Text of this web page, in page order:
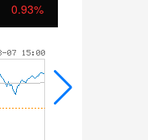
1.01%